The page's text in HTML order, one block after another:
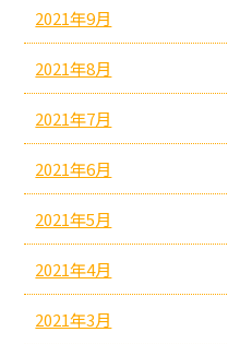
2021年9月
2021年8月
2021年7月
2021年6月
2021年5月
2021年4月
2021年3月